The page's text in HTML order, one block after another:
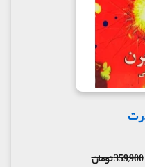
359,900 تومان